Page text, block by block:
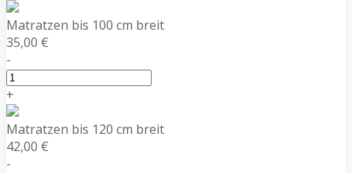
Matratzen bis 100 cm breit
35,00 €
-
+
Matratzen bis 120 cm breit
42,00 €
-